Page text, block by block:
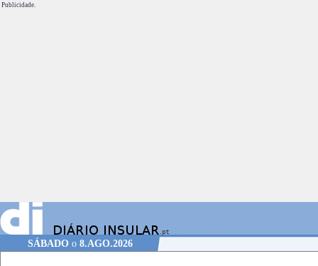
Publicidade.
SÁBADOo 8.AGO.2026